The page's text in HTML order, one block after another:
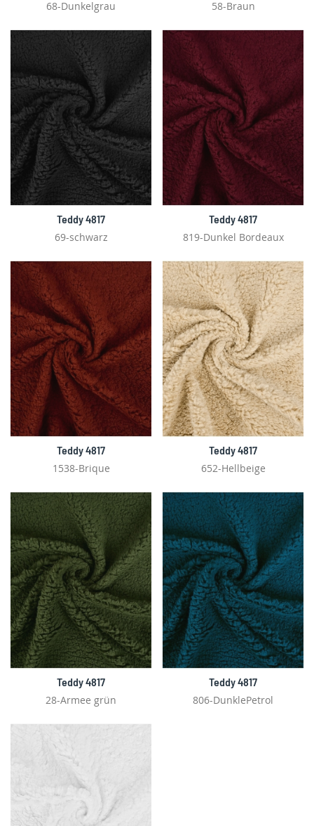
68-Dunkelgrau 58-Braun
Teddy 4817
69-schwarz
Teddy 4817
819-Dunkel Bordeaux
Teddy 4817
1538-Brique
Teddy 4817
652-Hellbeige
Teddy 4817
28-Armee grün
Teddy 4817
806-DunklePetrol